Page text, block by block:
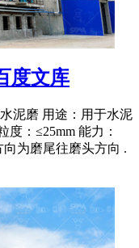
度文库
泥磨 用途：用于水泥
：≤25mm 能力：
向为磨尾往磨头方向 .